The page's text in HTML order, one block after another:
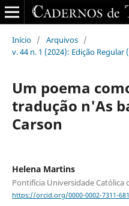
Início / Arquivos /
v. 44 n. 1 (2024): Edição
Um poema
tradução n'As
Carson
Helena Martins
Pontifícia Universidade Católica
https://orcid.org/0000-0002-7311-